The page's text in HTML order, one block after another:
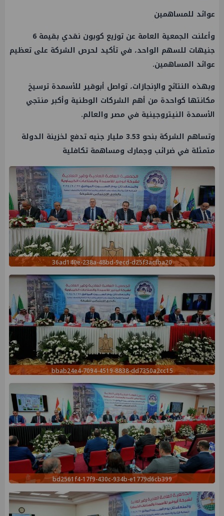
عوائد للمساهمين
وأعلنت الجمعية العامة عن توزيع كوبون نقدي بقيمة 6
جنيهات للسهم الواحد، في تأكيد لحرص الشركة على تعظيم
عوائد المساهمين.
وبهذه النتائج والإنجازات، تواصل أبوقير للأسمدة ترسيخ
مكانتها كواحدة من أهم الشركات الوطنية وأكبر منتجي
الأسمدة النيتروجينية في مصر والعالم.
وتساهم الشركة بنحو 3.53 مليار جنيه تدفع لخزينة الدولة
متمثلة في ضرائب وجمارك ومساهمة تكافلية
36ad140e-238a-48bd-9ecd-d25f3acfba20
bbab24e4-7094-4519-8838-dd7350a2cc15
bd2561f4-17f9-430c-934b-e1779d6cb399